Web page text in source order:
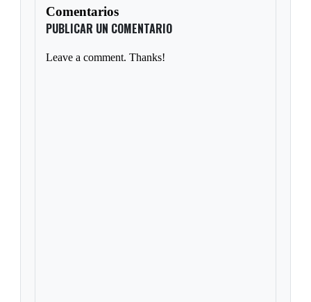
Comentarios
PUBLICAR UN COMENTARIO
Leave a comment. Thanks!